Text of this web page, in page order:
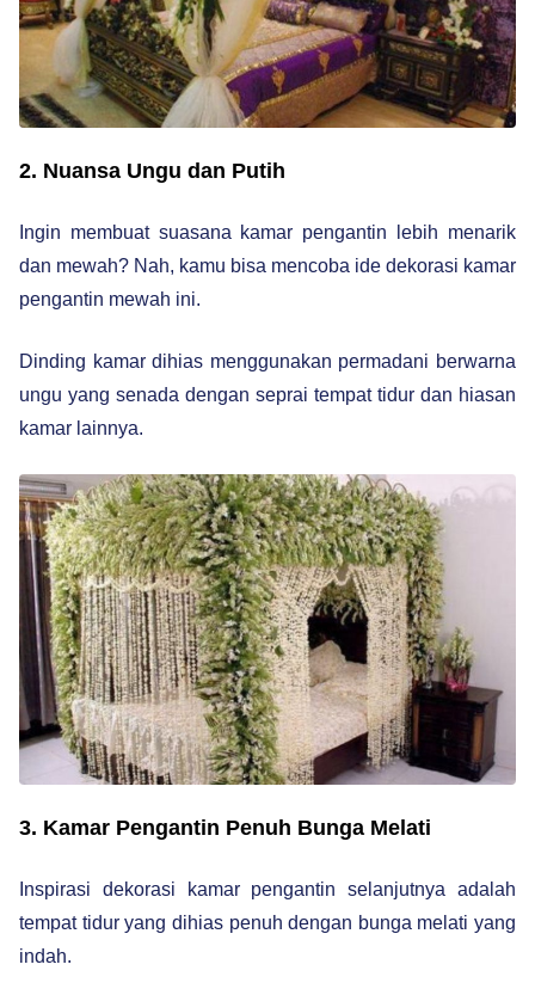
2. Nuansa Ungu dan Putih
Ingin membuat suasana kamar pengantin lebih menarik
dan mewah? Nah, kamu bisa mencoba ide dekorasi kamar
pengantin mewah ini.
Dinding kamar dihias menggunakan permadani berwarna
ungu yang senada dengan seprai tempat tidur dan hiasan
kamar lainnya.
3. Kamar Pengantin Penuh Bunga Melati
Inspirasi dekorasi kamar pengantin selanjutnya adalah
tempat tidur yang dihias penuh dengan bunga melati yang
indah.